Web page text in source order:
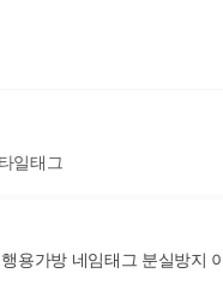
일태그
용가방 네임태그 분실방지